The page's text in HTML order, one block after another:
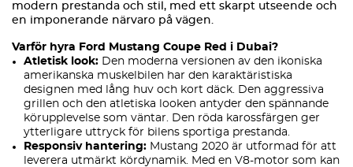
modern prestanda och stil, med ett skarpt utseende och
en imponerande närvaro på vägen.
Varför hyra Ford Mustang Coupe Red i Dubai?
Atletisk look: Den moderna versionen av den ikoniska
amerikanska muskelbilen har den karaktäristiska
designen med lång huv och kort däck. Den aggressiva
grillen och den atletiska looken antyder den spännande
körupplevelse som väntar. Den röda karossfärgen ger
ytterligare uttryck för bilens sportiga prestanda.
Responsiv hantering: Mustang 2020 är utformad för att
leverera utmärkt kördynamik. Med en V8-motor som kan